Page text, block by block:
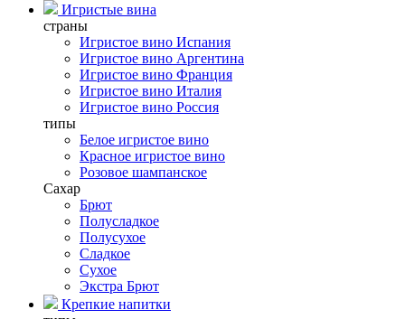
Игристые вина
страны
Игристое вино Испания
Игристое вино Аргентина
Игристое вино Франция
Игристое вино Италия
Игристое вино Россия
типы
Белое игристое вино
Красное игристое вино
Розовое шампанское
Сахар
Брют
Полусладкое
Полусухое
Сладкое
Сухое
Экстра Брют
Крепкие напитки